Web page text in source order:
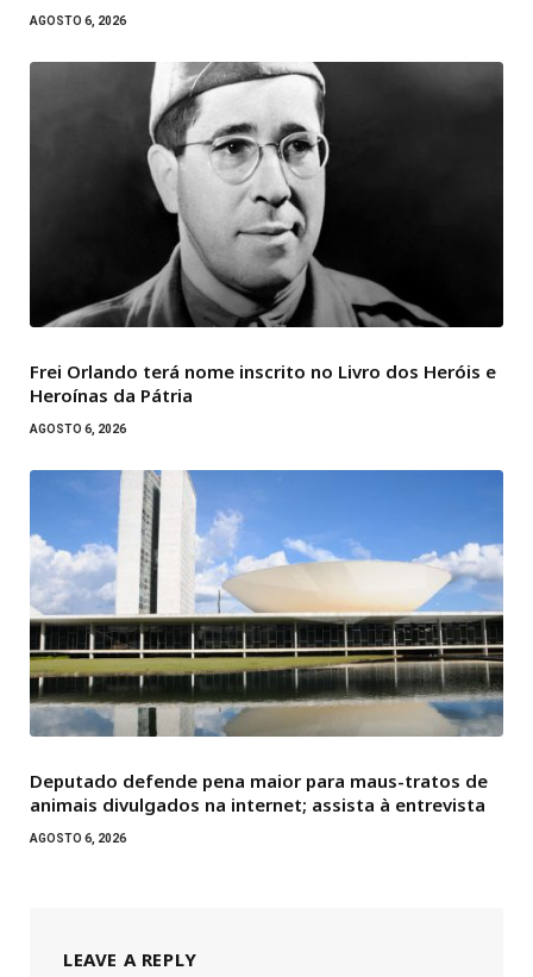
AGOSTO 6, 2026
Frei Orlando terá nome inscrito no Livro dos Heróis e
Heroínas da Pátria
AGOSTO 6, 2026
Deputado defende pena maior para maus-tratos de
animais divulgados na internet; assista à entrevista
AGOSTO 6, 2026
LEAVE A REPLY